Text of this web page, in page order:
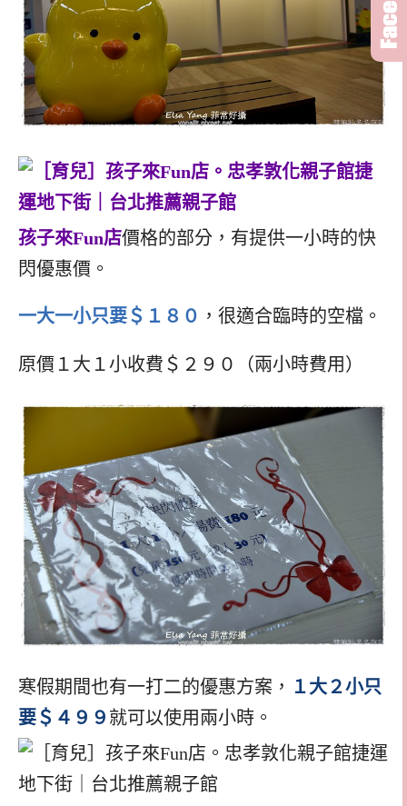
孩子來Fun店價格的部分，有提供一小時的快
閃優惠價。
一大一小只要＄１８０ ，很適合臨時的空檔。
原價１大１小收費＄２９０（兩小時費用）
寒假期間也有一打二的優惠方案， １大２小只
要＄４９９ 就可以使用兩小時。